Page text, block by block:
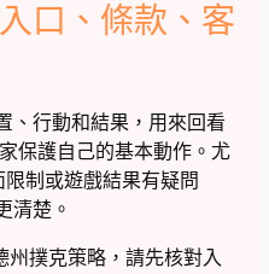
口、條款、客
、行動和結果，用來回看
保護自己的基本動作。尤
制或遊戲結果有疑問
清楚。
州撲克策略，請先核對入